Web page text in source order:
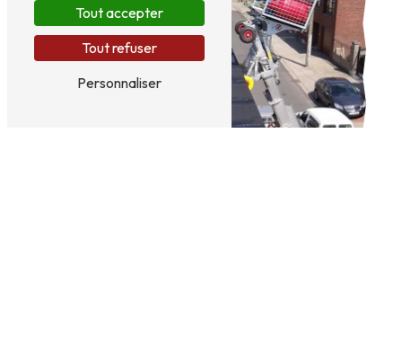
Tout accepter
Tout refuser
Personnaliser